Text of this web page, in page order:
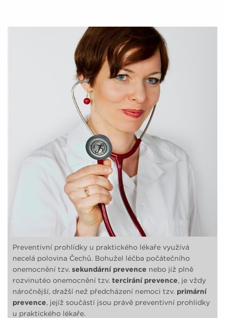
Preventivní prohlídky u praktického lékaře využívá
necelá polovina Čechů. Bohužel léčba počátečního
onemocnění tzv. sekundární prevence nebo již plně
rozvinutéo onemocnění tzv. tercirání prevence, je vždy
náročnější, dražší než předcházení nemoci tzv. primární
prevence, jejíž součástí jsou právě preventivní prohlídky
u praktického lékaře.